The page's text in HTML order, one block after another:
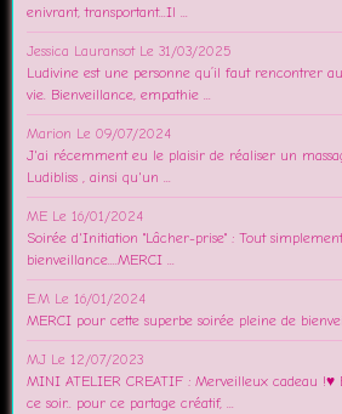
enivrant, transportant...Il ...
Jessica Lauransot Le 31/03/2025
Ludivine est une personne qu’il faut rencontrer
vie. Bienveillance, empathie ...
Marion Le 09/07/2024
J'ai récemment eu le plaisir de réaliser un
Ludibliss , ainsi qu'un ...
ME Le 16/01/2024
Soirée d'Initiation "Lâcher-prise" : Tout
bienveillance....MERCI ...
E.M Le 16/01/2024
MERCI pour cette superbe soirée pleine de
MJ Le 12/07/2023
MINI ATELIER CREATIF : Merveilleux cadeau
ce soir.. pour ce partage créatif, ...